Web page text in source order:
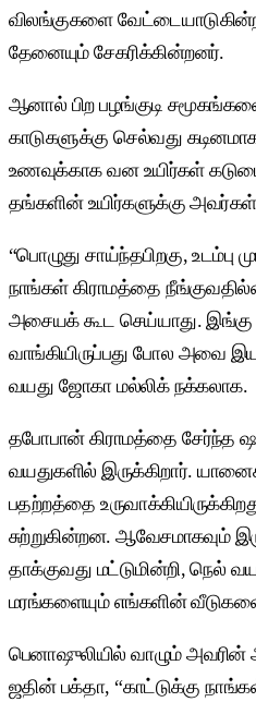
விலங்குகளை
தேனையும் சேகரிக்கின்றனர்.
ஆனால் பிற பழங்குடி
காடுகளுக்கு செல்வது
உணவுக்காக வன உயிர்கள்
தங்களின் உயிர்களுக்கு
“பொழுது சாய்ந்தபிறகு, உடம்பு
நாங்கள் கிராமத்தை
அசையக் கூட செய்யாது.
வாங்கியிருப்பது போல அவை
வயது ஜோகா மல்லிக் நக்கலாக.
தபோபான் கிராமத்தை சேர்ந்த
வயதுகளில் இருக்கிறார்.
பதற்றத்தை
சுற்றுகின்றன. ஆவேசமாகவும்
தாக்குவது மட்டுமின்றி, நெல்
மரங்களையும் எங்களின்
பெனாஷுலியில் வாழும்
ஜதின் பக்தா, “காட்டுக்கு